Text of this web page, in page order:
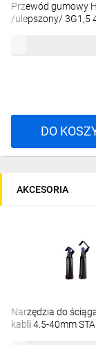
Przewód gumowy
/ulepszony/ 3G1,5
DO
AKCESORIA
Narzędzia do
kabli 4.5-40mm